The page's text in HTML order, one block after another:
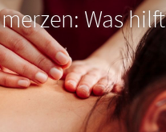
Was hilft